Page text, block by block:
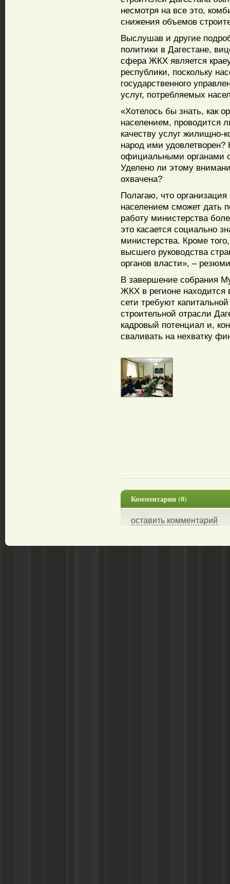
несмотря на все это,
снижения объемов
Выслушав и другие
политики в Дагестане,
сфера ЖКХ является
республики, поскольку
государственного
услуг, потребляемых
«Хотелось бы знать, как
населением, проводится
качеству услуг жилищно-
народ ими удовлетворен?
официальными органами
Уделено ли этому
охвачена?
Полагаю, что
населением сможет дать
работу министерства
это касается социально
министерства. Кроме
высшего руководства
органов власти», –
В завершение собрания
ЖКХ в регионе находится
сети требуют
строительной отрасли
кадровый потенциал и,
сваливать на нехватку
Комментарии (0)
оставить комментарий